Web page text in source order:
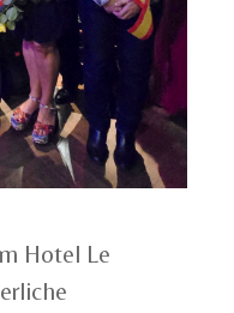
Hotel Le